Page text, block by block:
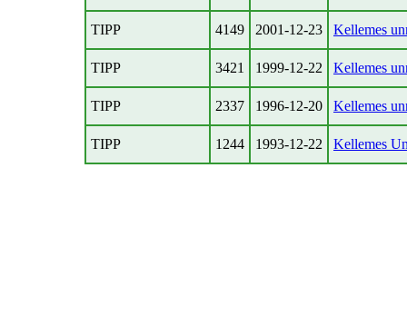
TIPP 4149 2001-12-23 Kellemes
TIPP 3421 1999-12-22 Kellemes
TIPP 2337 1996-12-20 Kellemes
TIPP 1244 1993-12-22 Kellemes